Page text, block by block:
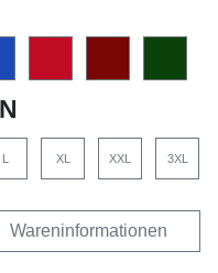
L XL XXL 3XL
Wareninformationen